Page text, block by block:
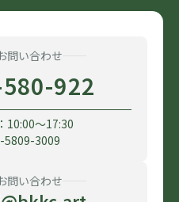
問い合わせ
922
10:00〜17:30
5809-3009
問い合わせ